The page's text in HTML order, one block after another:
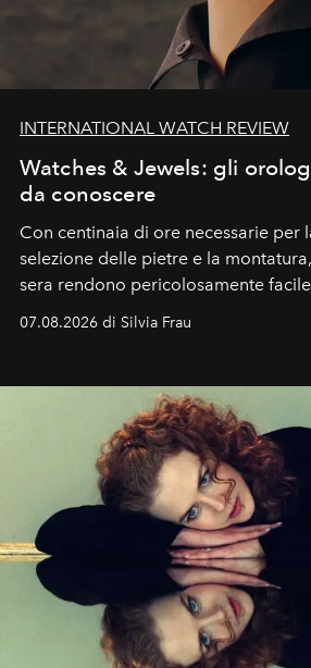
INTERNATIONAL WATCH REVIEW
Watches & Jewels: gli
da conoscere
Con centinaia di ore necessarie per
selezione delle pietre e la
sera rendono pericolosamente
07.08.2026 di Silvia Frau